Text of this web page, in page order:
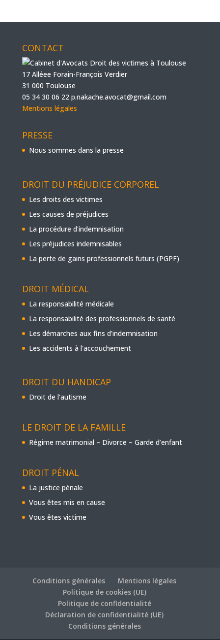
CONTACT
17 Alléee Forain-François Verdier
31 000 Toulouse
05 34 30 06 22 p.nakache.avocat@gmail.com
Mentions légales
PRESSE
Nous sommes dans la presse
DROIT DU PRÉJUDICE CORPOREL
Les droits des victimes
Les causes de préjudices
La procédure d'indemnisation
Les préjudices indemnisables
La perte de gains professionnels futurs (PGPF)
DROIT MÉDICAL
La responsabilité médicale
La responsabilité des professionnels de santé
Les démarches aux fins d'indemnisation
Les accidents à l'accouchement
DROIT DU HANDICAP
Droit de l'autisme
LE DROIT DE LA FAMILLE
Régime matrimonial – Divorce – Garde d’enfant
DROIT PÉNAL
La justice pénale
Vous êtes mis en cause
Vous êtes victime
Conditions générales
Mentions légales
Politique de cookies (UE)
Politique de confidentialité
Déclaration de confidentialité (UE)
Conditions générales